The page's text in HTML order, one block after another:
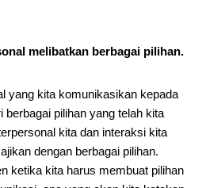
melibatkan berbagai pilihan.
yang kita komunikasikan kepada
berbagai pilihan yang telah kita
kita dan interaksi kita
dengan berbagai pilihan.
ketika kita harus membuat pilihan